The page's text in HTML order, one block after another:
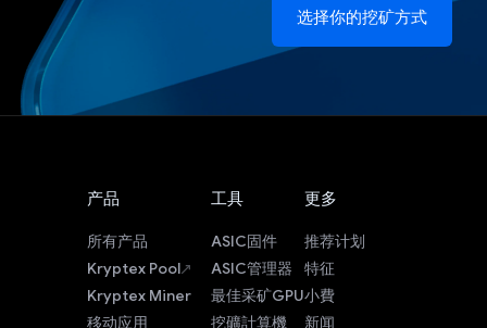
选择你的挖矿方式
产品
所有产品
Kryptex Pool
Kryptex Miner
移动应用
工具
ASIC固件
ASIC管理器
最佳采矿GPU
挖礦計算機
更多
推荐计划
特征
小費
新闻